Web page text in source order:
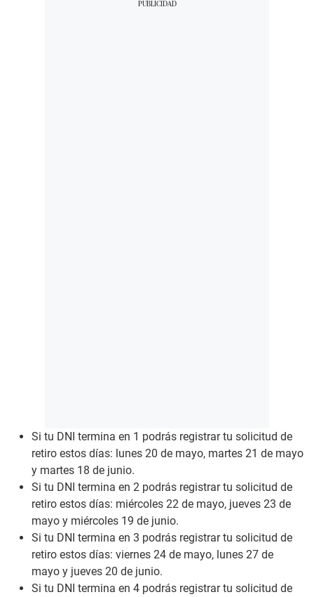
Si tu DNI termina en 1 podrás registrar tu solicitud de
retiro estos días: lunes 20 de mayo, martes 21 de mayo
y martes 18 de junio.
Si tu DNI termina en 2 podrás registrar tu solicitud de
retiro estos días: miércoles 22 de mayo, jueves 23 de
mayo y miércoles 19 de junio.
Si tu DNI termina en 3 podrás registrar tu solicitud de
retiro estos días: viernes 24 de mayo, lunes 27 de
mayo y jueves 20 de junio.
Si tu DNI termina en 4 podrás registrar tu solicitud de